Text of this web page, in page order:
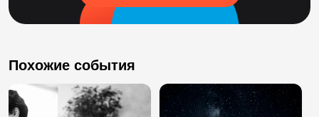
Похожие события